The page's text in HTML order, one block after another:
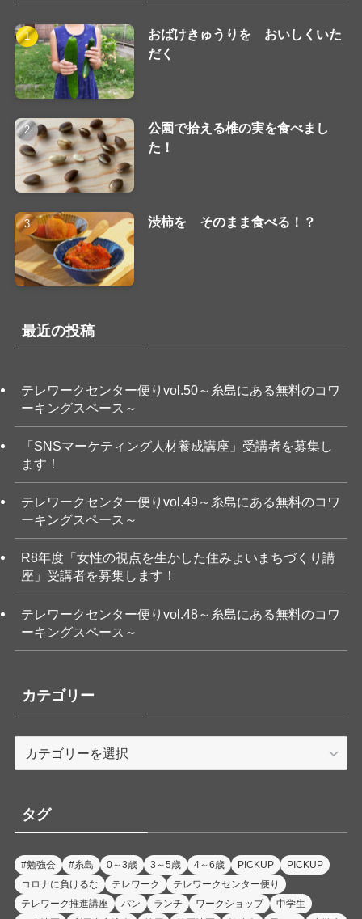
おばけきゅうりを おいしくいた
だく
公園で拾える椎の実を食べまし
た！
渋柿を そのまま食べる！？
最近の投稿
テレワークセンター便りvol.50～糸島にある無料のコワ
ーキングスペース～
「SNSマーケティング人材養成講座」受講者を募集し
ます！
テレワークセンター便りvol.49～糸島にある無料のコワ
ーキングスペース～
R8年度「女性の視点を生かした住みよいまちづくり講
座」受講者を募集します！
テレワークセンター便りvol.48～糸島にある無料のコワ
ーキングスペース～
カテゴリー
ー
タグ
#勉強会 #糸島 0～3歳 3～5歳 4～6歳 PICKUP
PICKUP
コロナに負けるな
テレワーク
テレワークセンター便り
テレワーク推進講座
パン ランチ ワークショップ
中学生